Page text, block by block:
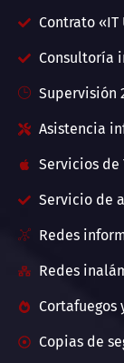
Contrato
Consultoría
Supervisión
Asistencia
Servicios de
Servicio de
Redes
Redes
Cortafuegos
Copias de